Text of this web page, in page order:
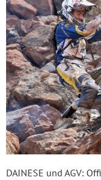
DAINESE und AGV: